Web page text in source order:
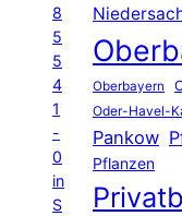
8
5
5
4
1
-
0
in
S
Oberbayern
Oder-Havel-
Pankow
Pflanzen